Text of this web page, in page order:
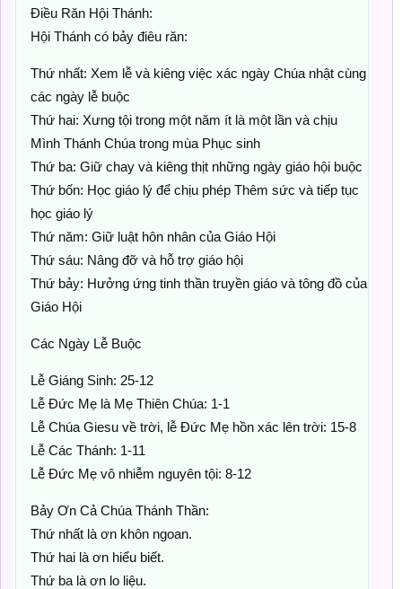
Điều Răn Hội Thánh:
Hội Thánh có bảy điêu răn:
Thứ nhất: Xem lễ và kiêng việc xác ngày Chúa nhật cùng
các ngày lễ buộc
Thứ hai: Xưng tội trong một năm ít là một lần và chịu
Mình Thánh Chúa trong mùa Phục sinh
Thứ ba: Giữ chay và kiêng thịt những ngày giáo hội buộc
Thứ bốn: Học giáo lý để chịu phép Thêm sức và tiếp tục
học giáo lý
Thứ năm: Giữ luật hôn nhân của Giáo Hội
Thứ sáu: Nâng đỡ và hỗ trợ giáo hội
Thứ bảy: Hưởng ứng tinh thần truyền giáo và tông đồ của
Giáo Hội
Các Ngày Lễ Buộc
Lễ Giáng Sinh: 25-12
Lễ Đức Mẹ là Mẹ Thiên Chúa: 1-1
Lễ Chúa Giesu về trời, lễ Đức Mẹ hồn xác lên trời: 15-8
Lễ Các Thánh: 1-11
Lễ Đức Mẹ vô nhiễm nguyên tội: 8-12
Bảy Ơn Cả Chúa Thánh Thần:
Thứ nhất là ơn khôn ngoan.
Thứ hai là ơn hiểu biết.
Thứ ba là ơn lo liệu.